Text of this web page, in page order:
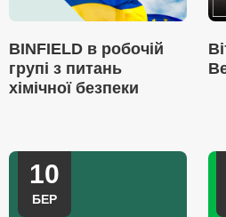
BINFIELD в робочій
групі з питань
хімічної безпеки
10
БЕР